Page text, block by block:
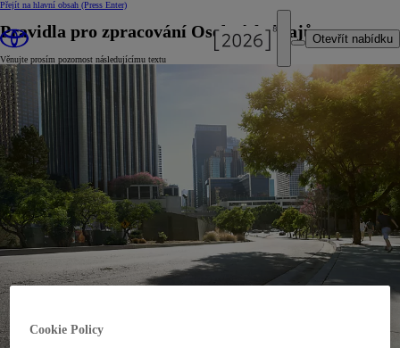
Přejít na hlavní obsah (Press Enter)
Otevřít nabídku
Pravidla pro zpracování Osobních údajů
Věnujte prosím pozornost následujícímu textu
Cookie Policy